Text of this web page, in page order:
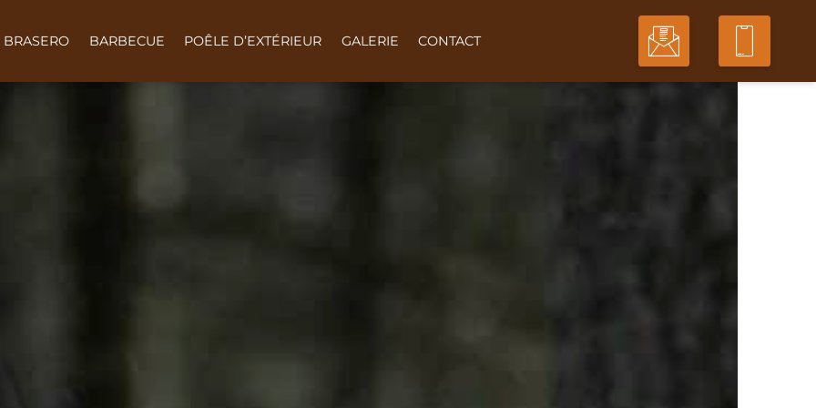
BRASERO BARBECUE POÊLE D’EXTÉRIEUR GALERIE CONTACT